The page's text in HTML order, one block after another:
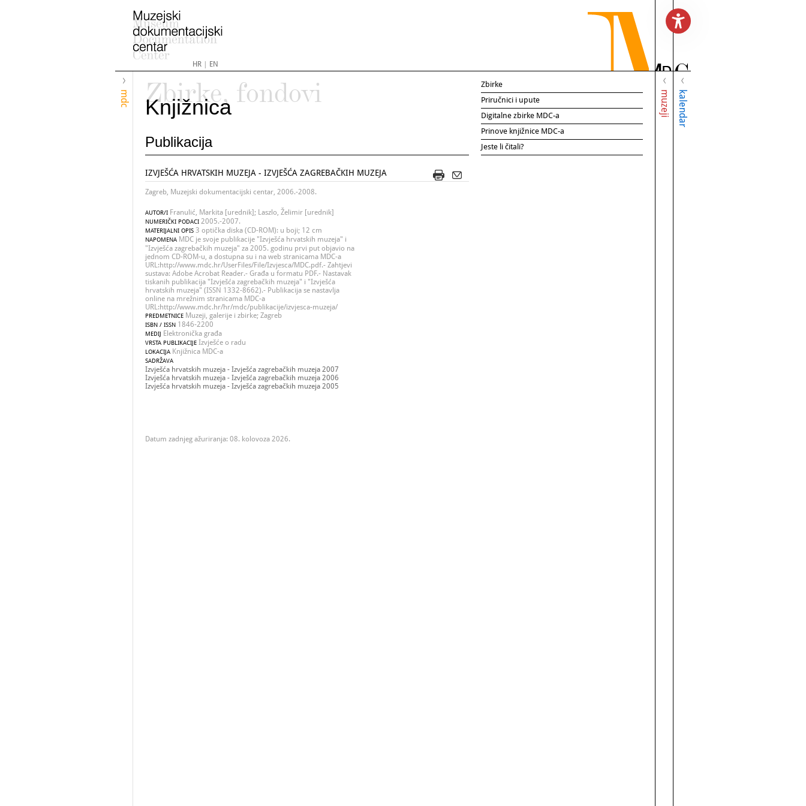
HR| EN
mdc muzeji kalendar
Zbirke, fondovi
Knjižnica
Publikacija
IZVJEŠĆA HRVATSKIH MUZEJA - IZVJEŠĆA ZAGREBAČKIH MUZEJA
Zagreb, Muzejski dokumentacijski centar, 2006.-2008.
AUTOR/I Franulić, Markita [urednik]; Laszlo, Želimir [urednik]
NUMERIČKI PODACI 2005.-2007.
MATERIJALNI OPIS 3 optička diska (CD-ROM): u boji; 12 cm
NAPOMENA MDC je svoje publikacije "Izvješća hrvatskih muzeja" i
"Izvješća zagrebačkih muzeja" za 2005. godinu prvi put objavio na
jednom CD-ROM-u, a dostupna su i na web stranicama MDC-a
URL:http://www.mdc.hr/UserFiles/File/Izvjesca/MDC.pdf.- Zahtjevi
sustava: Adobe Acrobat Reader.- Građa u formatu PDF.- Nastavak
tiskanih publikacija "Izvješća zagrebačkih muzeja" i "Izvješća
hrvatskih muzeja" (ISSN 1332-8662).- Publikacija se nastavlja
online na mrežnim stranicama MDC-a
URL:http://www.mdc.hr/hr/mdc/publikacije/izvjesca-muzeja/
PREDMETNICE Muzeji, galerije i zbirke; Zagreb
ISBN / ISSN 1846-2200
MEDIJ Elektronička građa
VRSTA PUBLIKACIJE Izvješće o radu
LOKACIJA Knjižnica MDC-a
SADRŽAVA
Izvješća hrvatskih muzeja - Izvješća zagrebačkih muzeja 2007
Izvješća hrvatskih muzeja - Izvješća zagrebačkih muzeja 2006
Izvješća hrvatskih muzeja - Izvješća zagrebačkih muzeja 2005
Datum zadnjeg ažuriranja: 08. kolovoza 2026.
Zbirke
Priručnici i upute
Digitalne zbirke MDC-a
Prinove knjižnice MDC-a
Jeste li čitali?